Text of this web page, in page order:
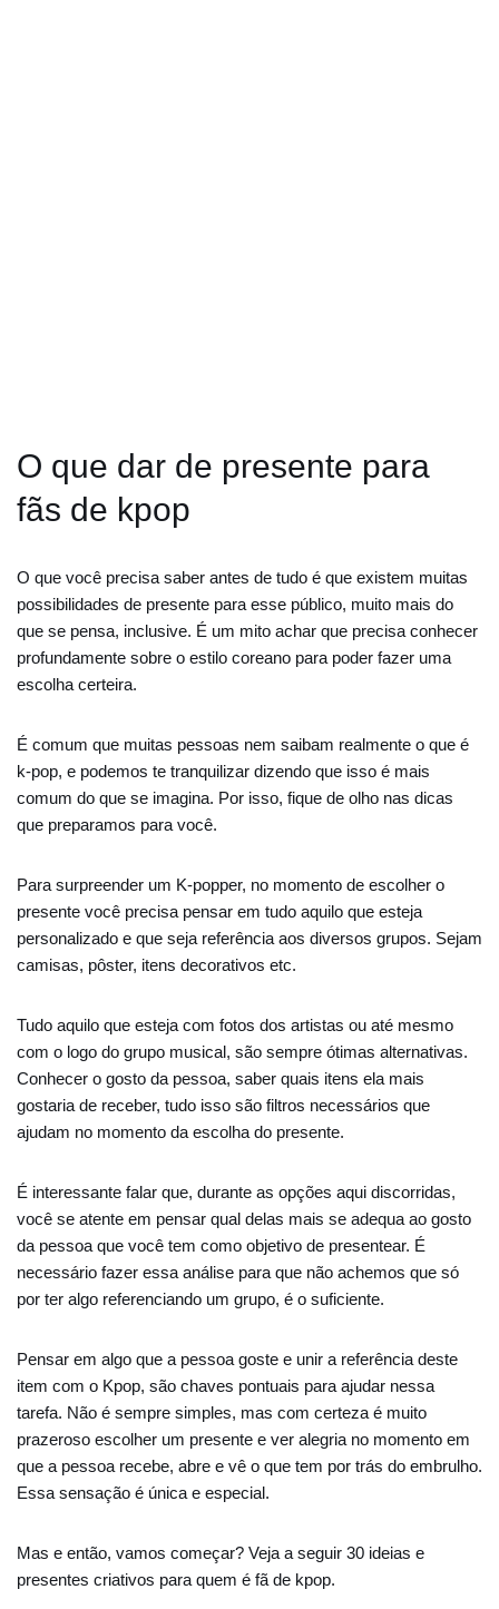
O que dar de presente para
fãs de kpop
O que você precisa saber antes de tudo é que existem muitas
possibilidades de presente para esse público, muito mais do
que se pensa, inclusive. É um mito achar que precisa conhecer
profundamente sobre o estilo coreano para poder fazer uma
escolha certeira.
É comum que muitas pessoas nem saibam realmente o que é
k-pop, e podemos te tranquilizar dizendo que isso é mais
comum do que se imagina. Por isso, fique de olho nas dicas
que preparamos para você.
Para surpreender um K-popper, no momento de escolher o
presente você precisa pensar em tudo aquilo que esteja
personalizado e que seja referência aos diversos grupos. Sejam
camisas, pôster, itens decorativos etc.
Tudo aquilo que esteja com fotos dos artistas ou até mesmo
com o logo do grupo musical, são sempre ótimas alternativas.
Conhecer o gosto da pessoa, saber quais itens ela mais
gostaria de receber, tudo isso são filtros necessários que
ajudam no momento da escolha do presente.
É interessante falar que, durante as opções aqui discorridas,
você se atente em pensar qual delas mais se adequa ao gosto
da pessoa que você tem como objetivo de presentear. É
necessário fazer essa análise para que não achemos que só
por ter algo referenciando um grupo, é o suficiente.
Pensar em algo que a pessoa goste e unir a referência deste
item com o Kpop, são chaves pontuais para ajudar nessa
tarefa. Não é sempre simples, mas com certeza é muito
prazeroso escolher um presente e ver alegria no momento em
que a pessoa recebe, abre e vê o que tem por trás do embrulho.
Essa sensação é única e especial.
Mas e então, vamos começar? Veja a seguir 30 ideias e
presentes criativos para quem é fã de kpop.